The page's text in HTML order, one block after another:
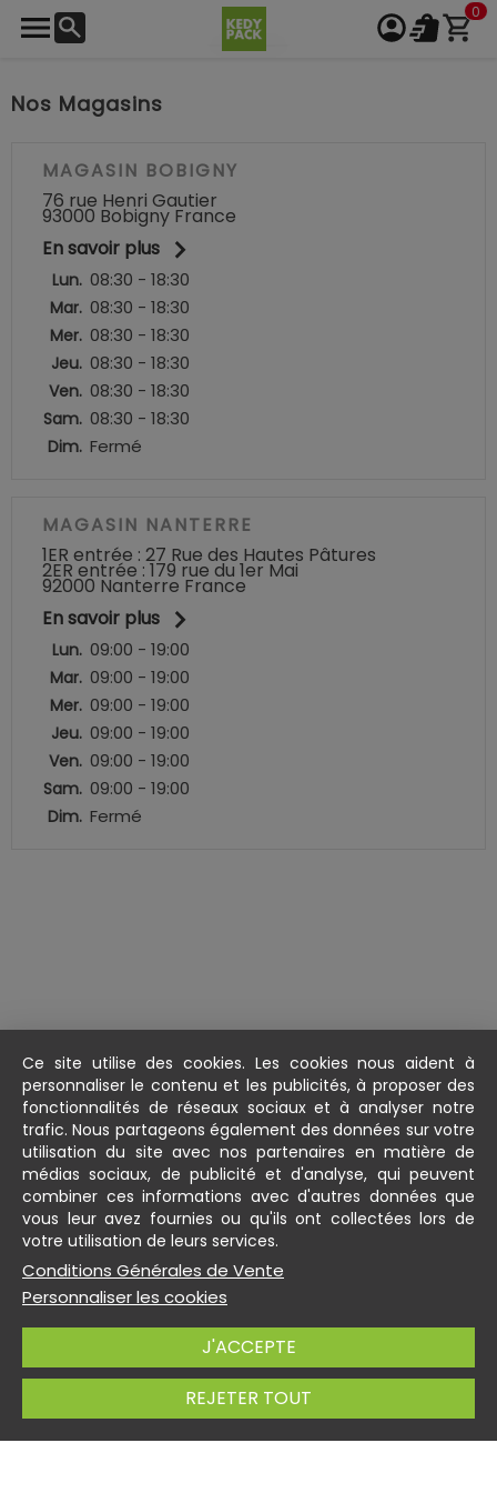
0
Nos Magasins
MAGASIN BOBIGNY
76 rue Henri Gautier
93000 Bobigny France
En savoir plus

Lun. 08:30 - 18:30
Mar. 08:30 - 18:30
Mer. 08:30 - 18:30
Jeu. 08:30 - 18:30
Ven. 08:30 - 18:30
Sam. 08:30 - 18:30
Dim. Fermé
MAGASIN NANTERRE
1ER entrée : 27 Rue des Hautes Pâtures
2ER entrée : 179 rue du 1er Mai
92000 Nanterre France
En savoir plus

Lun. 09:00 - 19:00
Mar. 09:00 - 19:00
Mer. 09:00 - 19:00
Jeu. 09:00 - 19:00
Ven. 09:00 - 19:00
Sam. 09:00 - 19:00
Dim. Fermé
CONTACT
Ce site utilise des cookies. Les cookies nous aident à
personnaliser le contenu et les publicités, à proposer des
fonctionnalités de réseaux sociaux et à analyser notre
trafic. Nous partageons également des données sur votre
utilisation du site avec nos partenaires en matière de
médias sociaux, de publicité et d'analyse, qui peuvent
combiner ces informations avec d'autres données que
vous leur avez fournies ou qu'ils ont collectées lors de
votre utilisation de leurs services.
Conditions Générales de Vente
Personnaliser les cookies
J'ACCEPTE
REJETER TOUT